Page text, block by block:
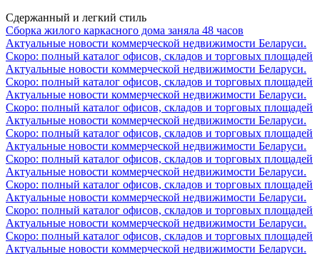
Сдержанный и легкий стиль
Сборка жилого каркасного дома заняла 48 часов
Актуальные новости коммерческой недвижимости Беларуси.
Скоро: полный каталог офисов, складов и торговых площадей
Актуальные новости коммерческой недвижимости Беларуси.
Скоро: полный каталог офисов, складов и торговых площадей
Актуальные новости коммерческой недвижимости Беларуси.
Скоро: полный каталог офисов, складов и торговых площадей
Актуальные новости коммерческой недвижимости Беларуси.
Скоро: полный каталог офисов, складов и торговых площадей
Актуальные новости коммерческой недвижимости Беларуси.
Скоро: полный каталог офисов, складов и торговых площадей
Актуальные новости коммерческой недвижимости Беларуси.
Скоро: полный каталог офисов, складов и торговых площадей
Актуальные новости коммерческой недвижимости Беларуси.
Скоро: полный каталог офисов, складов и торговых площадей
Актуальные новости коммерческой недвижимости Беларуси.
Скоро: полный каталог офисов, складов и торговых площадей
Актуальные новости коммерческой недвижимости Беларуси.